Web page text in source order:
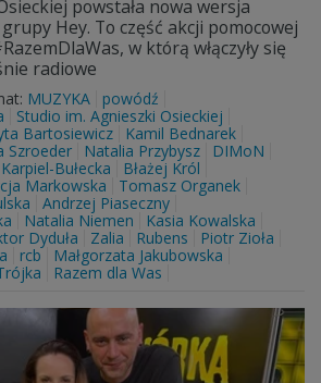
powstała nowa wersja
Hey. To część akcji pomocowej
w którą włączyły się
radiowe
MUZYKA
powódź
Studio im. Agnieszki Osieckiej
Bartosiewicz
Kamil Bednarek
Szroeder Natalia Przybysz
DIMoN
Bułecka
Błażej Król
Markowska
Tomasz Organek
Andrzej Piaseczny
Natalia Niemen
Kasia Kowalska
Dyduła Zalia Rubens
Piotr Zioła
rcb
Małgorzata Jakubowska
Razem dla Was